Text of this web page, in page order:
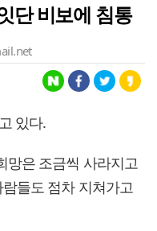
단 비보에 침통
있다.
망은 조금씩 사라지고
들도 점차 지쳐가고